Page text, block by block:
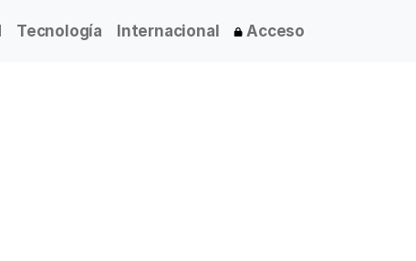
Tecnología Internacional Acceso